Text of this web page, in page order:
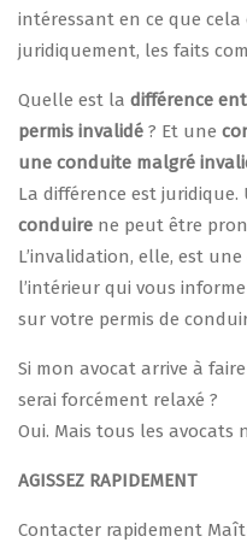
intéressant en ce que
juridiquement, les faits
Quelle est la différence
permis invalidé ? Et une
une conduite malgré
La différence est juridique.
conduire ne peut être
L’invalidation, elle, est
l’intérieur qui vous
sur votre permis de
Si mon avocat arrive à
serai forcément relaxé ?
Oui. Mais tous les avocats
AGISSEZ RAPIDEMENT
Contacter rapidement